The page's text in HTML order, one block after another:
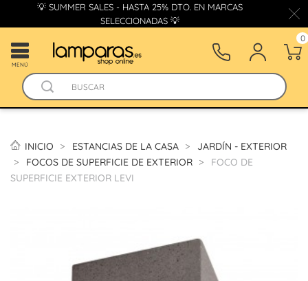
💡 SUMMER SALES - HASTA 25% DTO. EN MARCAS
SELECCIONADAS 💡
MENÚ
0
INICIO ESTANCIAS DE LA CASA
JARDÍN - EXTERIOR
FOCOS DE SUPERFICIE DE EXTERIOR
FOCO DE
SUPERFICIE EXTERIOR LEVI